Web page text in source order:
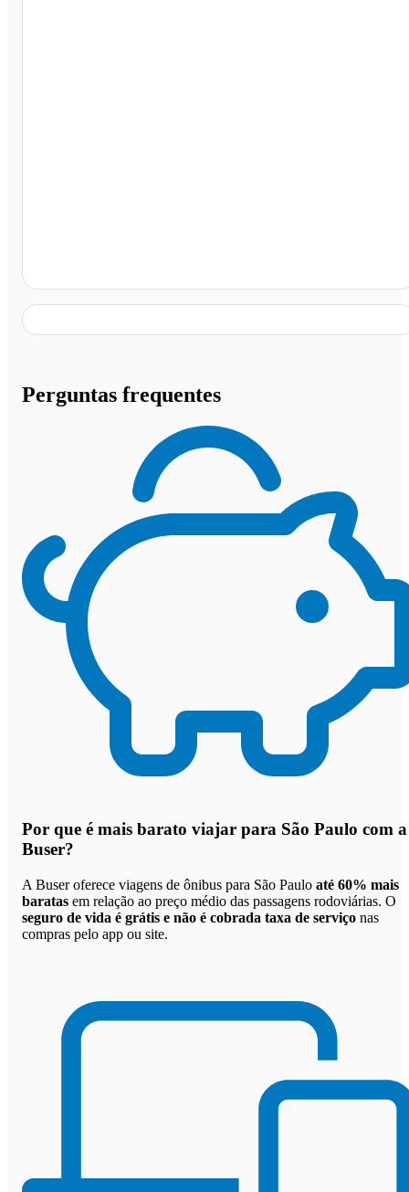
Perguntas frequentes
Por que é mais barato viajar para São Paulo com a
Buser?
A Buser oferece viagens de ônibus para São Paulo até 60% mais
baratas em relação ao preço médio das passagens rodoviárias. O
seguro de vida é grátis e não é cobrada taxa de serviço nas
compras pelo app ou site.